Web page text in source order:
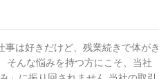
事は好きだけど、残業続きで体がき
んな悩みを持つ方にこそ、当社